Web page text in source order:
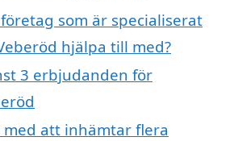
som är specialiserat
hjälpa till med?
3 erbjudanden för
med att inhämtar flera